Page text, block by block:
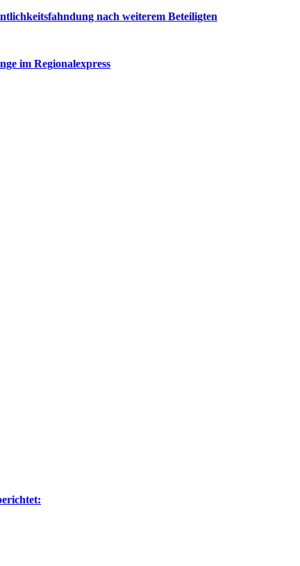
nach weiterem Beteiligten
im Regionalexpress